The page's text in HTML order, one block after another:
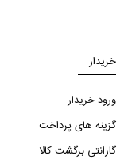
خریدار
ورود خریدار
گزینه های پرداخت
گارانتی برگشت کالا